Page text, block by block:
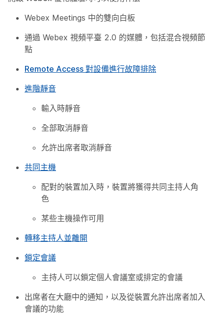
Webex Meetings 中的雙向白板
通過 Webex 視頻平臺 2.0 的媒體，包括混合視頻節
點
Remote Access 對設備進行故障排除
進階靜音
輸入時靜音
全部取消靜音
允許出席者取消靜音
共同主機
配對的裝置加入時，裝置將獲得共同主持人角
色
某些主機操作可用
轉移主持人並離開
鎖定會議
主持人可以鎖定個人會議室或排定的會議
出席者在大廳中的通知，以及從裝置允許出席者加入
會議的功能